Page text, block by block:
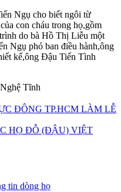
Ngụ cho biết ngôi từ
con cháu trong họ,gồm
do bà Hồ Thị Liễu một
Ngụ phó ban điều hành,ông
kế,ông Đậu Tiến Tình
Tĩnh
ĐÔNG TP.HCM LÀM LỄ
HỌ ĐỖ (ĐẬU) VIỆT
tin dòng họ